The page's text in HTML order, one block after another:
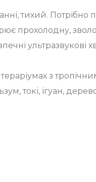
тихий. Потрібно
прохолодну,
ультразвукові
з
токі, ігуан,